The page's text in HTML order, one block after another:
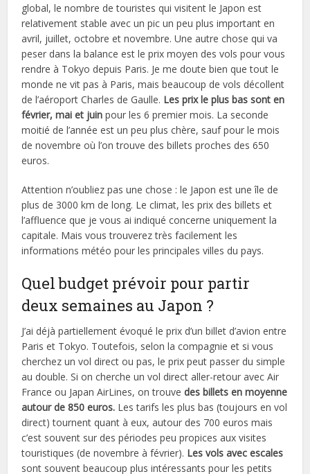
global, le nombre de touristes qui visitent le Japon est
relativement stable avec un pic un peu plus important en
avril, juillet, octobre et novembre. Une autre chose qui va
peser dans la balance est le prix moyen des vols pour vous
rendre à Tokyo depuis Paris. Je me doute bien que tout le
monde ne vit pas à Paris, mais beaucoup de vols décollent
de l’aéroport Charles de Gaulle. Les prix le plus bas sont en
février, mai et juin pour les 6 premier mois. La seconde
moitié de l’année est un peu plus chère, sauf pour le mois
de novembre où l’on trouve des billets proches des 650
euros.
Attention n’oubliez pas une chose : le Japon est une île de
plus de 3000 km de long. Le climat, les prix des billets et
l’affluence que je vous ai indiqué concerne uniquement la
capitale. Mais vous trouverez très facilement les
informations météo pour les principales villes du pays.
Quel budget prévoir pour partir
deux semaines au Japon ?
J’ai déjà partiellement évoqué le prix d’un billet d’avion entre
Paris et Tokyo. Toutefois, selon la compagnie et si vous
cherchez un vol direct ou pas, le prix peut passer du simple
au double. Si on cherche un vol direct aller-retour avec Air
France ou Japan AirLines, on trouvedes billets en moyenne
autour de 850 euros. Les tarifs les plus bas (toujours en vol
direct) tournent quant à eux, autour des 700 euros mais
c’est souvent sur des périodes peu propices aux visites
touristiques (de novembre à février). Les vols avec escales
sont souvent beaucoup plus intéressants pour les petits